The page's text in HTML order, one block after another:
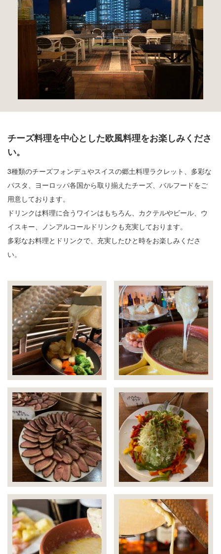
チーズ料理を中心とした欧風料理をお楽しみくださ
い。
3種類のチーズフォンデュやスイスの郷土料理ラクレット、多彩な
パスタ、ヨーロッパ各国から取り揃えたチーズ、バルフードをご
用意しております。
ドリンクは料理に合うワインはもちろん、カクテルやビール、ウ
イスキー、ノンアルコールドリンクも充実しております。
多彩なお料理とドリンクで、充実したひと時をお楽しみくださ
い。